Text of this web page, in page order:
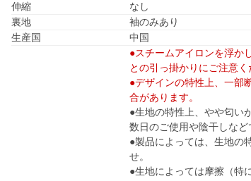
伸縮
なし
裏地
袖のみあり
生産国
中国
●スチームアイロンを浮か
との引っ掛かりにご注意く
●デザインの特性上、一部
合があります。
●生地の特性上、やや匂い
数日のご使用や陰干しな
●製品によっては、生地の
せ。
●生地によっては摩擦（特